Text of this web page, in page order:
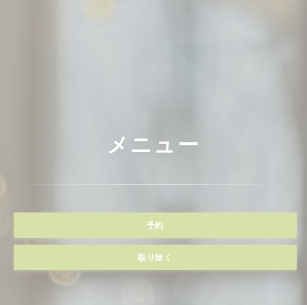
メニュー
予約
取り除く